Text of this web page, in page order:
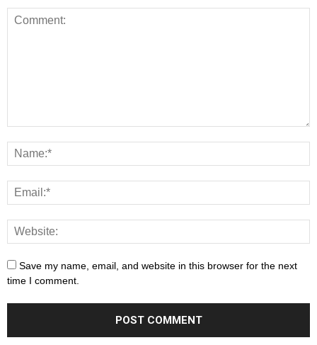
Save my name, email, and website in this browser for the next
time I comment.